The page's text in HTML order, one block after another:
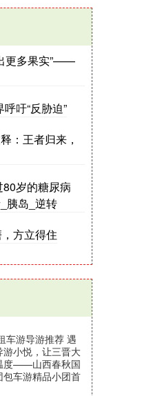
更多果实”——
吁“反胁迫”
：王者归来，
岁的糖尿病
胰岛_逆转
方立得住
车游导游推荐 遇
游小悦，让三晋大
度——山西春秋国
车游精品小团首